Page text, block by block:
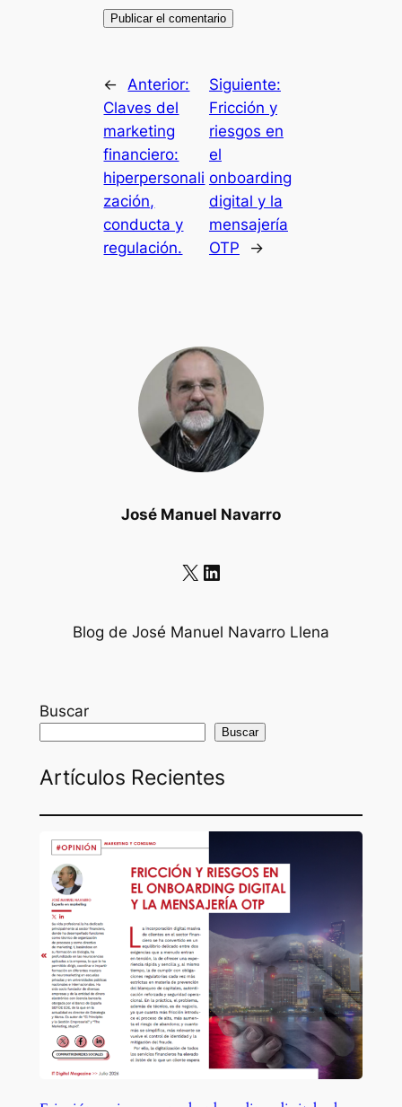
José Manuel Navarro
X LinkedIn
Blog de José Manuel Navarro Llena
←
Anterior:
Claves del
marketing
financiero:
hiperpersonali
zación,
conducta y
regulación.
Siguiente:
Fricción y
riesgos en
el
onboarding
digital y la
mensajería
OTP
→
Buscar
Buscar
Artículos Recientes